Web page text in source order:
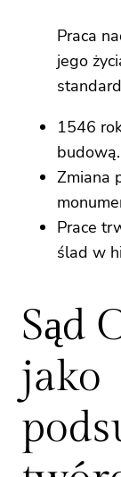
Praca
jego
1546
budową.
Zmiana
Prace
ślad w
Sąd
jako